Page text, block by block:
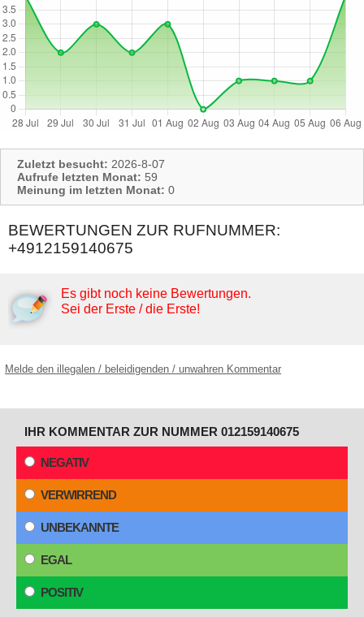
Zuletzt besucht: 2026-8-07
Aufrufe letzten Monat: 59
Meinung im letzten Monat: 0
BEWERTUNGEN ZUR RUFNUMMER:
+4912159140675
Es gibt noch keine Bewertungen.
Sei der Erste / die Erste!
Melde den illegalen / beleidigenden / unwahren Kommentar
IHR KOMMENTAR ZUR NUMMER 012159140675
NEGATIV
VERWIRREND
UNBEKANNTE
EGAL
POSITIV